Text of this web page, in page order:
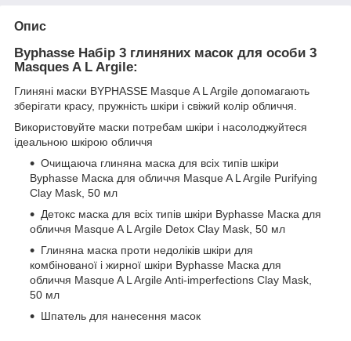
Опис
Byphasse Набір 3 глиняних масок для особи 3
Masques A L Argile:
Глиняні маски BYPHASSE Masque A L Argile допомагають
зберігати красу, пружність шкіри і свіжий колір обличчя.
Використовуйте маски потребам шкіри і насолоджуйтеся
ідеальною шкірою обличчя
Очищаюча глиняна маска для всіх типів шкіри
Byphasse Маска для обличчя Masque A L Argile Purifying
Clay Mask, 50 мл
Детокс маска для всіх типів шкіри Byphasse Маска для
обличчя Masque A L Argile Detox Clay Mask, 50 мл
Глиняна маска проти недоліків шкіри для
комбінованої і жирної шкіри Byphasse Маска для
обличчя Masque A L Argile Anti-imperfections Clay Mask,
50 мл
Шпатель для нанесення масок